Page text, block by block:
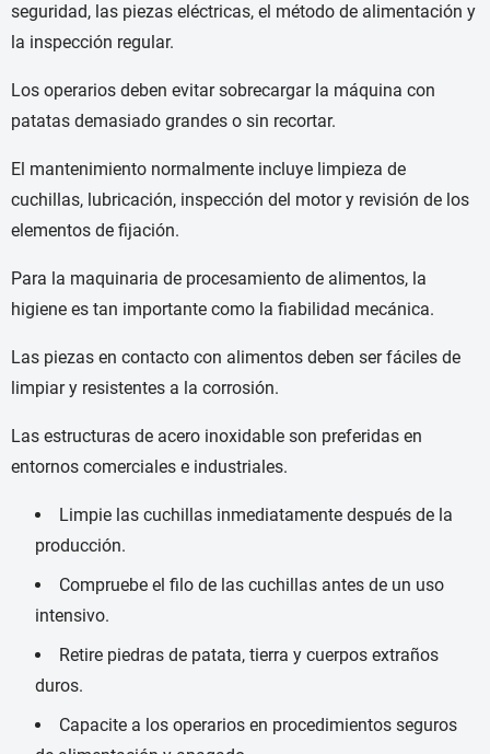
seguridad, las piezas eléctricas, el método de alimentación y
la inspección regular.
Los operarios deben evitar sobrecargar la máquina con
patatas demasiado grandes o sin recortar.
El mantenimiento normalmente incluye limpieza de
cuchillas, lubricación, inspección del motor y revisión de los
elementos de fijación.
Para la maquinaria de procesamiento de alimentos, la
higiene es tan importante como la fiabilidad mecánica.
Las piezas en contacto con alimentos deben ser fáciles de
limpiar y resistentes a la corrosión.
Las estructuras de acero inoxidable son preferidas en
entornos comerciales e industriales.
Limpie las cuchillas inmediatamente después de la
producción.
Compruebe el filo de las cuchillas antes de un uso
intensivo.
Retire piedras de patata, tierra y cuerpos extraños
duros.
Capacite a los operarios en procedimientos seguros